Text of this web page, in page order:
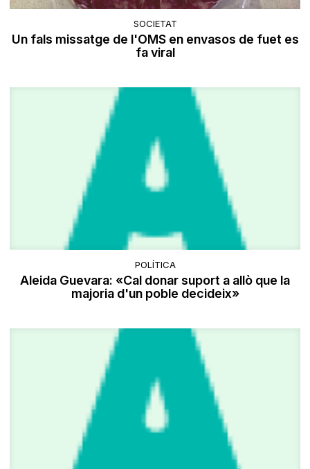
SOCIETAT
Un fals missatge de l'OMS en envasos de fuet es
fa viral
POLÍTICA
Aleida Guevara: «Cal donar suport a allò que la
majoria d'un poble decideix»